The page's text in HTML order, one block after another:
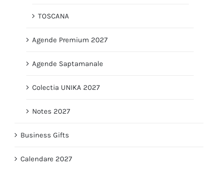
TOSCANA
Agende Premium 2027
Agende Saptamanale
Colectia UNIKA 2027
Notes 2027
Business Gifts
Calendare 2027